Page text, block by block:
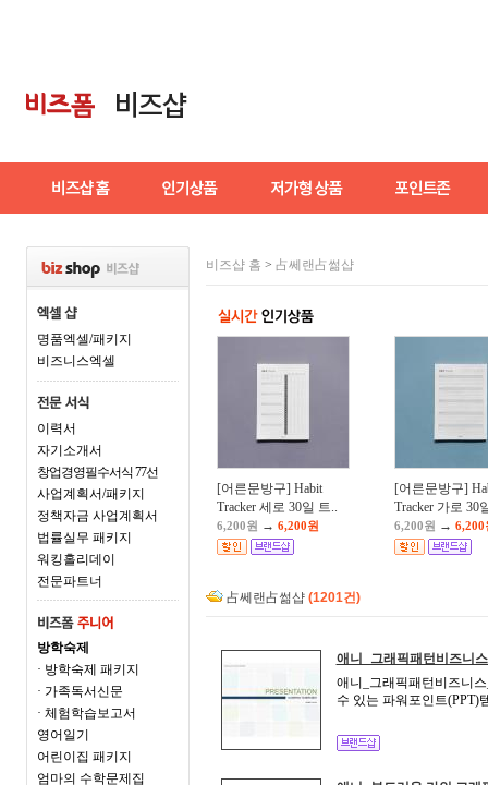
명품엑셀/패키지
비즈니스엑셀
이력서
자기소개서
창업경영필수서식 77선
사업계획서/패키지
정책자금 사업계획서
법률실무 패키지
워킹홀리데이
전문파트너
방학숙제
· 방학숙제 패키지
· 가족독서신문
· 체험학습보고서
영어일기
어린이집 패키지
엄마의 수학문제집
비즈샵 홈 > 占쎄랜占썲샵
[어른문방구] Habit
Tracker 세로 30일 트..
6,200원 → 6,200원
[어른문방구]
Tracker 가로 30
6,200원 → 6,200
占쎄랜占썲샵 (1201건)
애니_그래픽패턴비즈니
애니_그래픽패턴비즈니
수 있는 파워포인트(PPT)